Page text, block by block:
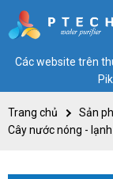
Các website trên
Trang chủ Sản
Cây nước nóng -